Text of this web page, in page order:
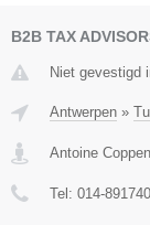
B2B TAX
Niet gevestigd
Antwerpen »
Antoine
Tel: 014-891740